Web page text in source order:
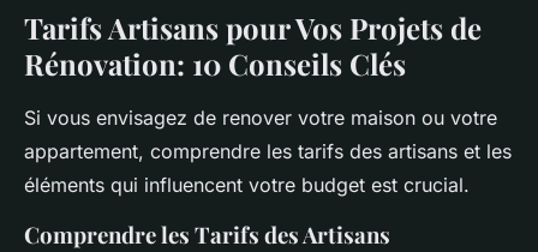
Tarifs Artisans pour Vos Projets de
Rénovation: 10 Conseils Clés
Si vous envisagez de renover votre maison ou votre
appartement, comprendre les tarifs des artisans et les
éléments qui influencent votre budget est crucial.
Comprendre les Tarifs des Artisans